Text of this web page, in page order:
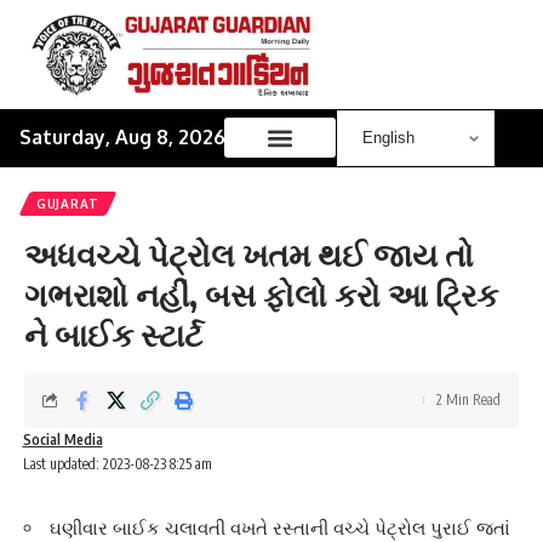
Saturday, Aug 8, 2026
GUJARAT
અધવચ્ચે પેટ્રોલ ખતમ થઈ જાય તો
ગભરાશો નહીં, બસ ફોલો કરો આ ટ્રિક
ને બાઈક સ્ટાર્ટ
Last updated: 2023-08-23 8:25 am
Social Media
2 Min Read
ઘણીવાર બાઈક ચલાવતી વખતે રસ્તાની વચ્ચે પેટ્રોલ પુરાઈ જતાં